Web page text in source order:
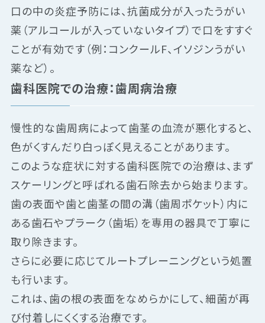
口の中の炎症予防には、抗菌成分が入ったうがい
薬（アルコールが入っていないタイプ）で口をすすぐ
ことが有効です（例：コンクールF、イソジンうがい
薬など）。
歯科医院での治療：歯周病治療
慢性的な歯周病によって歯茎の血流が悪化すると、
色がくすんだり白っぽく見えることがあります。
このような症状に対する歯科医院での治療は、まず
スケーリングと呼ばれる歯石除去から始まります。
歯の表面や歯と歯茎の間の溝（歯周ポケット）内に
ある歯石やプラーク（歯垢）を専用の器具で丁寧に
取り除きます。
さらに必要に応じてルートプレーニングという処置
も行います。
これは、歯の根の表面をなめらかにして、細菌が再
び付着しにくくする治療です。